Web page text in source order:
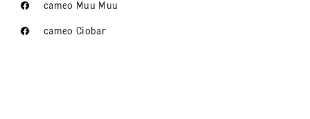
cameo Muu Muu
cameo Ciobar